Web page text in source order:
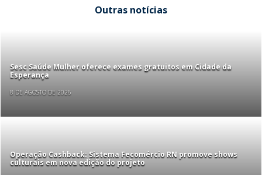
Outras notícias
Sesc Saúde Mulher oferece exames gratuitos em Cidade da
Esperança
8 DE AGOSTO DE 2026
Operação Cashback: Sistema Fecomércio RN promove shows
culturais em nova edição do projeto